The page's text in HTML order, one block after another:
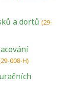
a dortů (29-
008-H)